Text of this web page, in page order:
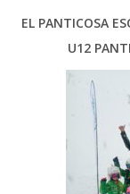
EL PANTICOSA
U12